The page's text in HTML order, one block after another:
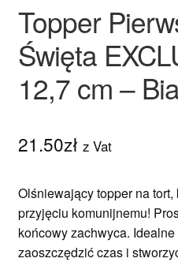
Topper
Święta
12,7 cm –
21.50zł z Vat
Olśniewający topper na
przyjęciu komunijnemu!
końcowy zachwyca.
zaoszczędzić czas i